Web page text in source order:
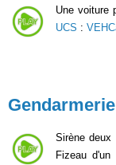
Une voiture
UCS :
Sirène deux
Fizeau d'un